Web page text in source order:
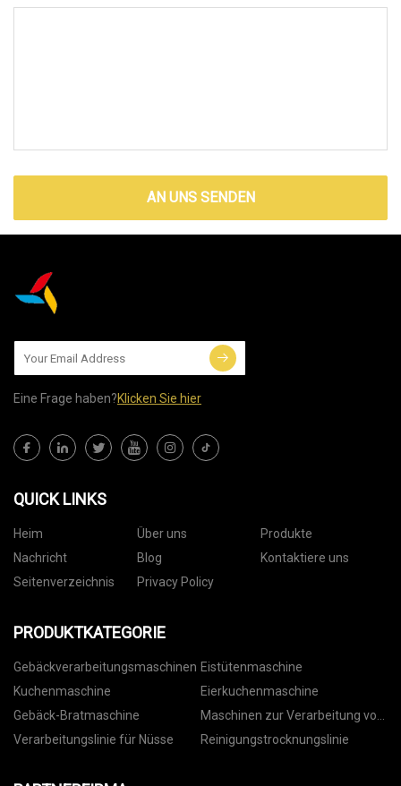
AN UNS SENDEN
Eine Frage haben?Klicken Sie hier
QUICK LINKS
Heim Über uns
Produkte
Nachricht
Blog
Kontaktiere uns
Seitenverzeichnis
Privacy Policy
PRODUKTKATEGORIE
Gebäckverarbeitungsmaschinen Eistütenmaschine
Kuchenmaschine
Eierkuchenmaschine
Gebäck-Bratmaschine
Maschinen zur Verarbeitung von
Nüssen
Verarbeitungslinie für Nüsse Reinigungstrocknungslinie